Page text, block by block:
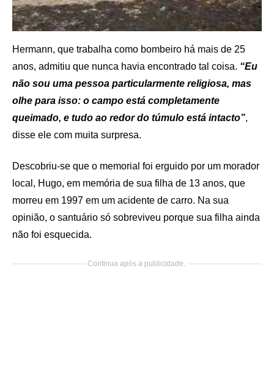
Hermann, que trabalha como bombeiro há mais de 25
anos, admitiu que nunca havia encontrado tal coisa. “Eu
não sou uma pessoa particularmente religiosa, mas
olhe para isso: o campo está completamente
queimado, e tudo ao redor do túmulo está intacto”,
disse ele com muita surpresa.
Descobriu-se que o memorial foi erguido por um morador
local, Hugo, em memória de sua filha de 13 anos, que
morreu em 1997 em um acidente de carro. Na sua
opinião, o santuário só sobreviveu porque sua filha ainda
não foi esquecida.
Continua após a publicidade..